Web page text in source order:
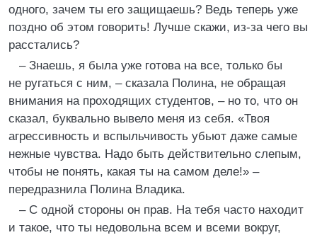
одного, зачем ты его защищаешь? Ведь теперь уже
поздно об этом говорить! Лучше скажи, из-за чего вы
расстались?
– Знаешь, я была уже готова на все, только бы
не ругаться с ним, – сказала Полина, не обращая
внимания на проходящих студентов, – но то, что он
сказал, буквально вывело меня из себя. «Твоя
агрессивность и вспыльчивость убьют даже самые
нежные чувства. Надо быть действительно слепым,
чтобы не понять, какая ты на самом деле!» –
передразнила Полина Владика.
– С одной стороны он прав. На тебя часто находит
и такое, что ты недовольна всем и всеми вокруг,